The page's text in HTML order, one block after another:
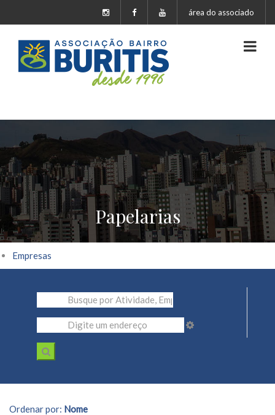
área do associado
Papelarias
Empresas
Ordenar por: Nome